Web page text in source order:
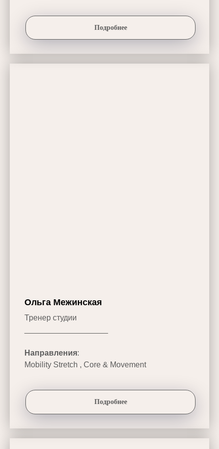
Подробнее
Ольга Межинская
Тренер студии
Направления:
Mobility Stretch , Core & Movement
Подробнее